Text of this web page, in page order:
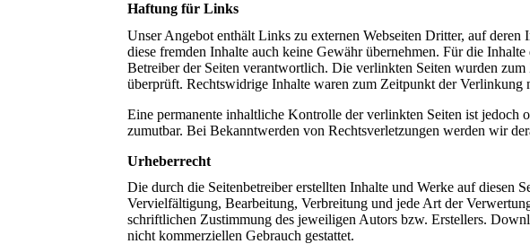
Haftung für Links
Unser Angebot enthält Links zu externen Webseiten Dritter, auf
diese fremden Inhalte auch keine Gewähr übernehmen. Für die
Betreiber der Seiten verantwortlich. Die verlinkten Seiten wurden
überprüft. Rechtswidrige Inhalte waren zum Zeitpunkt der Verlinkung
Eine permanente inhaltliche Kontrolle der verlinkten Seiten ist jedoch
zumutbar. Bei Bekanntwerden von Rechtsverletzungen werden wir
Urheberrecht
Die durch die Seitenbetreiber erstellten Inhalte und Werke auf diesen
Vervielfältigung, Bearbeitung, Verbreitung und jede Art der
schriftlichen Zustimmung des jeweiligen Autors bzw. Erstellers.
nicht kommerziellen Gebrauch gestattet.